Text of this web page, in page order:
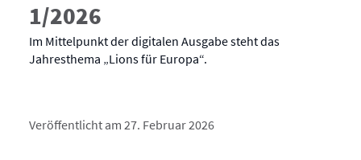
1/2026
Im Mittelpunkt der digitalen Ausgabe steht das
Jahresthema „Lions für Europa“.
Veröffentlicht am 27. Februar 2026